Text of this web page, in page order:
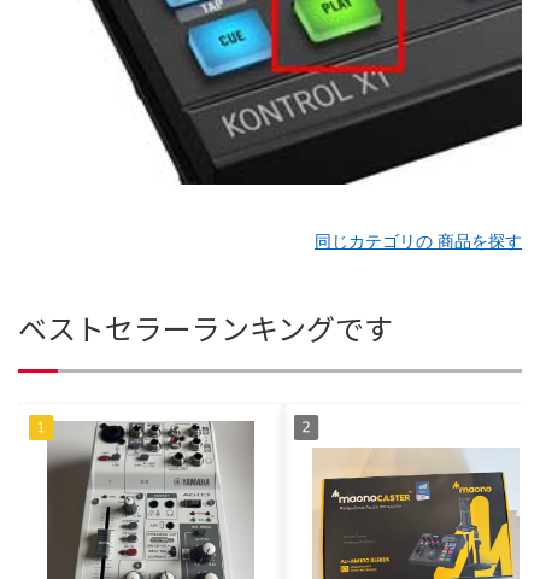
同じカテゴリの 商品を探す
ベストセラーランキングです